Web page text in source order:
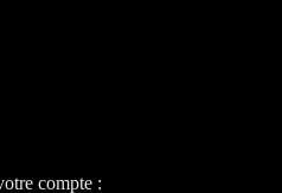
compte :